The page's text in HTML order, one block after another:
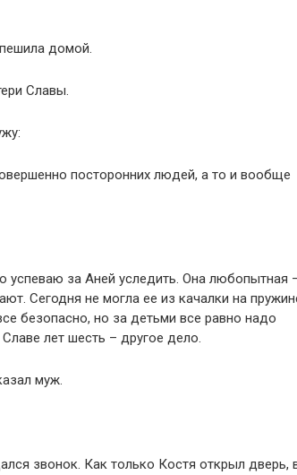
домой.
Славы.
посторонних людей, а то и вообще
за Аней уследить. Она любопытная
Сегодня не могла ее из качалки на
безопасно, но за детьми все равно надо
лет шесть – другое дело.
муж.
звонок. Как только Костя открыл дверь,